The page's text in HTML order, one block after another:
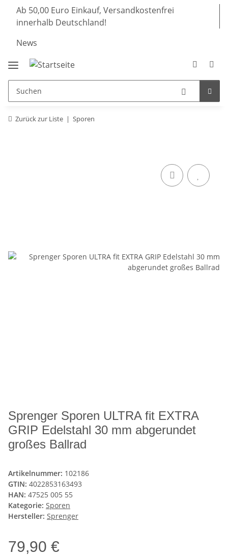
Ab 50,00 Euro Einkauf, Versandkostenfrei
innerhalb Deutschland!
News
Zurück zur Liste Sporen
Sprenger Sporen ULTRA fit EXTRA
GRIP Edelstahl 30 mm abgerundet
großes Ballrad
Artikelnummer: 102186
GTIN: 4022853163493
HAN: 47525 005 55
Kategorie: Sporen
Hersteller: Sprenger
79,90 €